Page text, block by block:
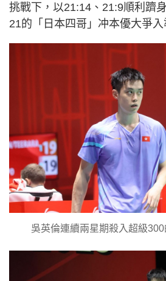
挑戰下，以21:14、21:9順利躋
21的「日本四哥」冲本優大爭入
吳英倫連續兩星期殺入超級